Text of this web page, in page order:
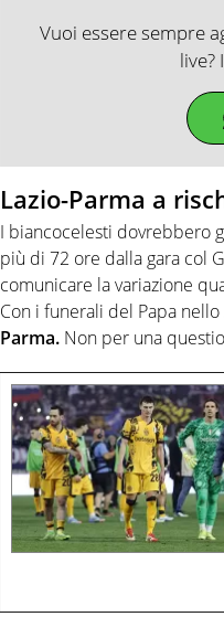
Vuoi essere sempre
live?
Lazio-Parma a
I biancocelesti dovrebbero
più di 72 ore dalla gara col
comunicare la variazione
Con i funerali del Papa
Parma. Non per una